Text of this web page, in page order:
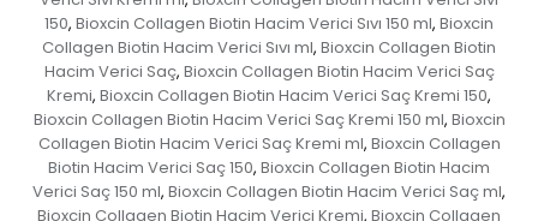
150, Bioxcin Collagen Biotin Hacim Verici Sıvı 150 ml, Bioxcin
Collagen Biotin Hacim Verici Sıvı ml, Bioxcin Collagen Biotin
Hacim Verici Saç, Bioxcin Collagen Biotin Hacim Verici Saç
Kremi, Bioxcin Collagen Biotin Hacim Verici Saç Kremi 150,
Bioxcin Collagen Biotin Hacim Verici Saç Kremi 150 ml, Bioxcin
Collagen Biotin Hacim Verici Saç Kremi ml, Bioxcin Collagen
Biotin Hacim Verici Saç 150, Bioxcin Collagen Biotin Hacim
Verici Saç 150 ml, Bioxcin Collagen Biotin Hacim Verici Saç ml,
Bioxcin Collagen Biotin Hacim Verici Kremi, Bioxcin Collagen